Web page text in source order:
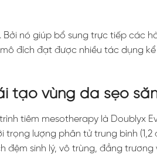
nó giúp bổ sung trực tiếp các
đích đạt được nhiều tác dụng
tạo vùng da sẹo
tiêm mesotherapy là Doublyx
lượng phân tử trung bình (1,2
sinh lý, vô trùng, đẳng